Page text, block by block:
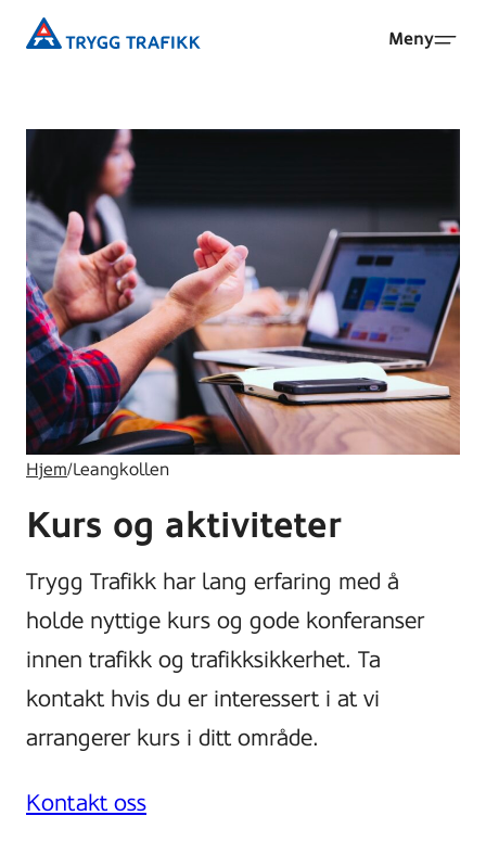
Trygg
Meny
Hjem/Leangkollen
Kurs og aktiviteter
Trygg Trafikk har lang erfaring med å
holde nyttige kurs og gode konferanser
innen trafikk og trafikksikkerhet. Ta
kontakt hvis du er interessert i at vi
arrangerer kurs i ditt område.
Kontakt oss